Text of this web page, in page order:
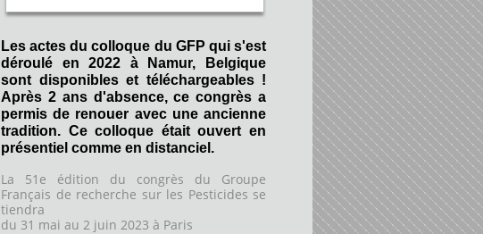
Les actes du colloque du GFP qui s'est
déroulé en 2022 à Namur, Belgique
sont disponibles et téléchargeables !
Après 2 ans d'absence, ce congrès a
permis de renouer avec une ancienne
tradition. Ce colloque était ouvert en
présentiel comme en distanciel.
La 51e édition du congrès du Groupe
Français de recherche sur les Pesticides se
tiendra
du 31 mai au 2 juin 2023 à Paris